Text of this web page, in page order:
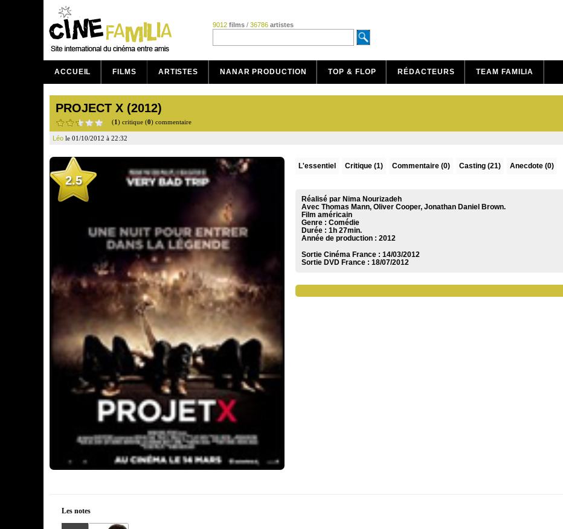
9012 films / 36786 artistes
ACCUEIL FILMS ARTISTES NANAR PRODUCTION TOP & FLOP RÉDACTEURS TEAM FAMILIA
PROJECT X (2012)
(1) critique (0) commentaire
Léo le 01/10/2012 à 22:32
2.5
L'essentiel Critique(1) Commentaire(0) Casting (21) Anecdote (0)
Réalisé par Nima Nourizadeh
Avec Thomas Mann, Oliver Cooper, Jonathan Daniel Brown.
Film américain
Genre : Comédie
Durée : 1h 27min.
Année de production : 2012
Sortie Cinéma France : 14/03/2012
Sortie DVD France : 18/07/2012
Les notes